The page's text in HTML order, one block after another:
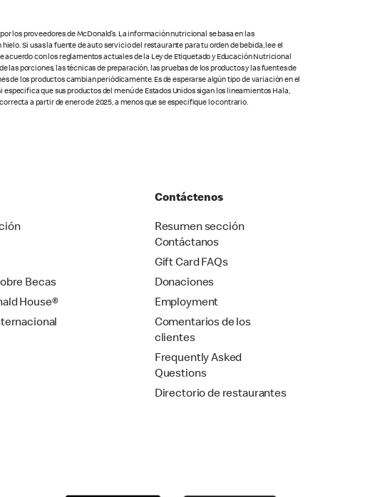
los proveedores de McDonald’s. La información nutricional se basa en las
Si usas la fuente de auto servicio del restaurante para tu orden de bebida, lee el
con los reglamentos actuales de la Ley de Etiquetado y Educación Nutricional
las porciones, las técnicas de preparación, las pruebas de los productos y las fuentes de
de los productos cambian periódicamente. Es de esperarse algún tipo de variación en el
que sus productos del menú de Estados Unidos sigan los lineamientos Hala,
a partir de enero de 2025, a menos que se especifique lo contrario.
Becas
House®
Contáctenos
Resumen sección
Contáctanos
Gift Card FAQs
Donaciones
Employment
Comentarios de los
clientes
Frequently Asked
Questions
Directorio de restaurantes